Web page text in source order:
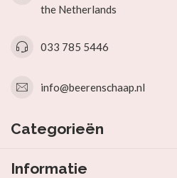
the Netherlands
033 785 5446
info@beerenschaap.nl
Categorieën
Informatie